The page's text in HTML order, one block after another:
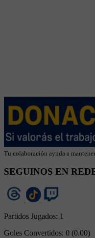
Tu colaboración ayuda a
SEGUINOS EN
Partidos Jugados: 1
Goles Convertidos: 0 (0.00)